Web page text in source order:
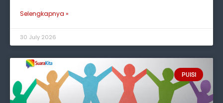
Selengkapnya »
30 July 2026
PUISI